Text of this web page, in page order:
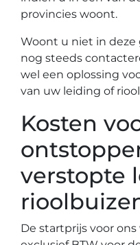
provincies woont.
Woont u niet in
nog steeds
wel een oplossing
van uw leiding of
Kosten
verstopte
De startprijs voor ons